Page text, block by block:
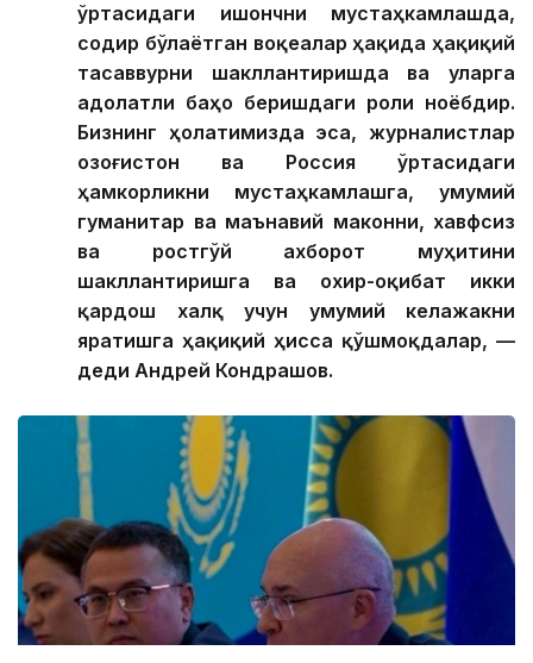
ўртасидаги ишончни мустаҳкамлашда,
содир бўлаётган воқеалар ҳақида ҳақиқий
тасаввурни шакллантиришда ва уларга
адолатли баҳо беришдаги роли ноёбдир.
Бизнинг ҳолатимизда эса, журналистлар
Қозоғистон ва Россия ўртасидаги
ҳамкорликни мустаҳкамлашга, умумий
гуманитар ва маънавий маконни, хавфсиз
ва ростгўй ахборот муҳитини
шакллантиришга ва охир-оқибат икки
қардош халқ учун умумий келажакни
яратишга ҳақиқий ҳисса қўшмоқдалар, —
деди Андрей Кондрашов.